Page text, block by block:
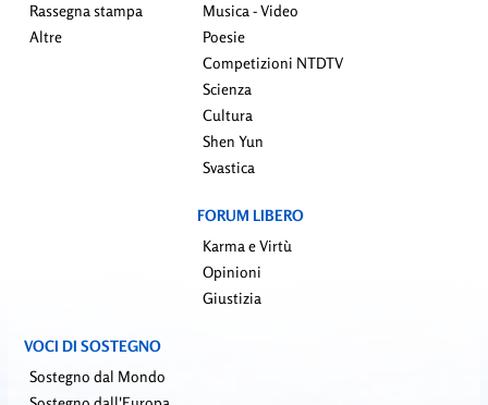
Rassegna stampa
Altre
Musica - Video
Poesie
Competizioni NTDTV
Scienza
Cultura
Shen Yun
Svastica
FORUM LIBERO
Karma e Virtù
Opinioni
Giustizia
VOCI DI SOSTEGNO
Sostegno dal Mondo